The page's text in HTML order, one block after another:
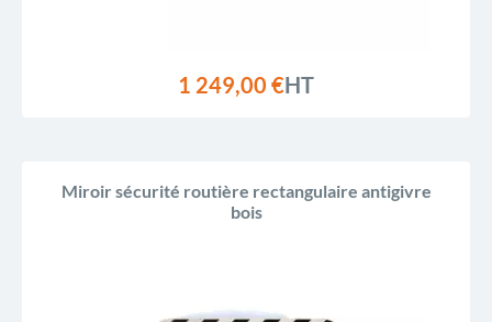
1 249,00 €HT
Miroir sécurité routière rectangulaire antigivre
bois